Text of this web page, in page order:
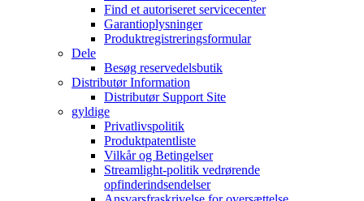
Find et autoriseret servicecenter
Garantioplysninger
Produktregistreringsformular
Dele
Besøg reservedelsbutik
Distributør Information
Distributør Support Site
gyldige
Privatlivspolitik
Produktpatentliste
Vilkår og Betingelser
Streamlight-politik vedrørende
opfinderindsendelser